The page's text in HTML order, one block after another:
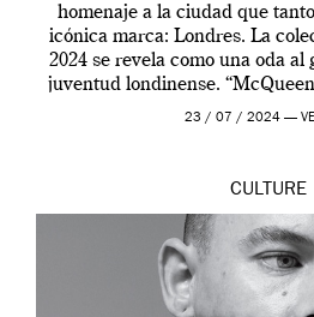
homenaje a la ciudad que
icónica marca: Londres. La
2024 se revela como una oda
juventud londinense.
en Londres y
23 / 07 / 2024 —
CULTURE